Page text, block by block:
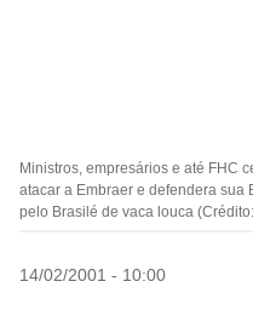
Ministros, empresários e até FHC
atacar a Embraer e defendera sua
pelo Brasilé de vaca louca
14/02/2001 - 10:00